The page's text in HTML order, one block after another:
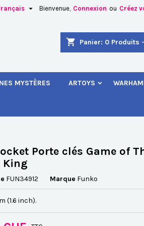
Bienvenue, Connexion ou Créez

shopping_cart Panier: 0 Produits
MYSTÈRES ARTOYS
Porte clés Game of
King
FUN34912 Marque Funko
(1.6 inch).